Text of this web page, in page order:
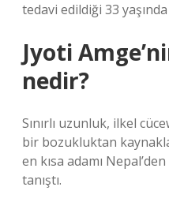
tedavi edildiği 33
Jyoti
nedir?
Sınırlı uzunluk, ilkel
bir bozukluktan
en kısa adamı
tanıştı.